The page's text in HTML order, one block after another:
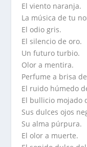
El viento naranja.
La música de tu
El odio gris.
El silencio de oro.
Un futuro turbio.
Olor a mentira.
Perfume a brisa
El ruido húmedo
El bullicio mojado
Sus dulces ojos
Su alma púrpura.
El olor a muerte.